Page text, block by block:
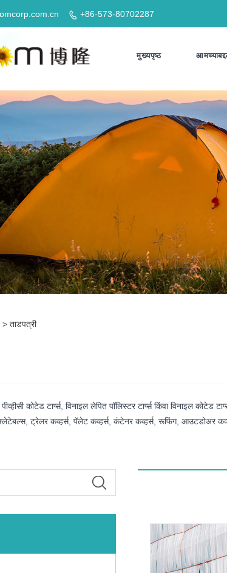
 +86-573-80702287
मुख्यपृष्ठ
> ताडपत्री
पीव्हीसी कोटेड टार्प्स, विनाइल लेपित पॉलिस्टर टार्प्स किंवा विनाइल
ट्रेलर कव्हर्स, पॅलेट कव्हर्स, कंटेनर कव्हर्स, रूफिंग, आउटडोअर